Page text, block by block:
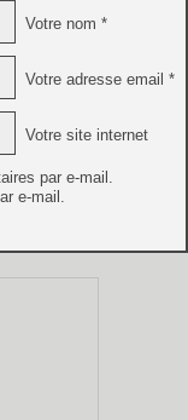
Votre nom *
Votre adresse email *
Votre site internet
par e-mail.
e-mail.